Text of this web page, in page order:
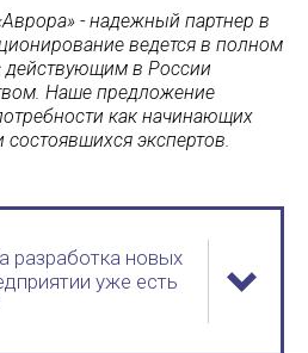
- надежный партнер в
ведется в полном
действующим в России
Наше предложение
как начинающих
состоявшихся экспертов.
разработка новых
уже есть